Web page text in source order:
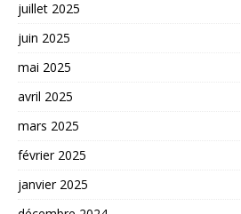
juillet 2025
juin 2025
mai 2025
avril 2025
mars 2025
février 2025
janvier 2025